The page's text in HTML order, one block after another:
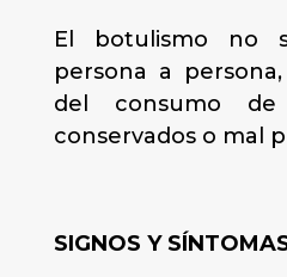
El botulismo no
persona a
del consumo de
conservados o mal
SIGNOS Y